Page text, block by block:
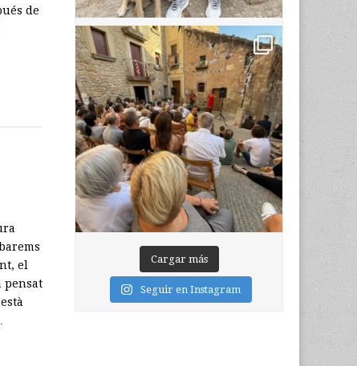
de
el
pensat
Cargar más
Seguir en Instagram